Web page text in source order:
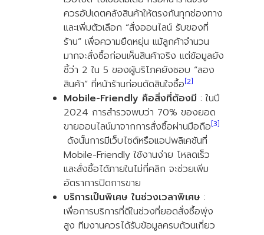
ควรอัปเดตคลังสินค้าให้ตรงกันทุกช่องทาง
และเพิ่มตัวเลือก “สั่งออนไลน์ รับของที่
ร้าน” เพื่อความยืดหยุ่น แม้ลูกค้าจำนวน
มากจะสั่งซื้อก่อนเห็นสินค้าจริง แต่ข้อมูลยัง
ชี้ว่า 2 ใน 5 ของผู้บริโภคยังชอบ “ลอง
สินค้า” ที่หน้าร้านก่อนตัดสินใจซื้อ[2]
Mobile-Friendly คือสิ่งที่ต้องมี : ในปี
2024 การสำรวจพบว่า 70% ของยอด
ขายออนไลน์มาจากการสั่งซื้อผ่านมือถือ[3]
ดังนั้นการมีเว็บไซต์หรือแอปพลิเคชันที่
Mobile-Friendly ใช้งานง่าย โหลดเร็ว
และสั่งซื้อได้ภายในไม่กี่คลิก จะช่วยเพิ่ม
อัตราการปิดการขาย
บริการเป็นพิเศษ ในช่วงเวลาพิเศษ :
เพื่อการบริการที่ดีในช่วงที่ยอดสั่งซื้อพุ่ง
สูง ทีมงานควรได้รับข้อมูลครบถ้วนเกี่ยว